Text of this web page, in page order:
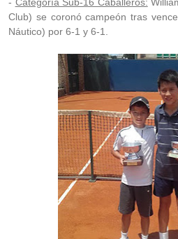
Club) se coronó campeón tras
Náutico) por 6-1 y 6-1.